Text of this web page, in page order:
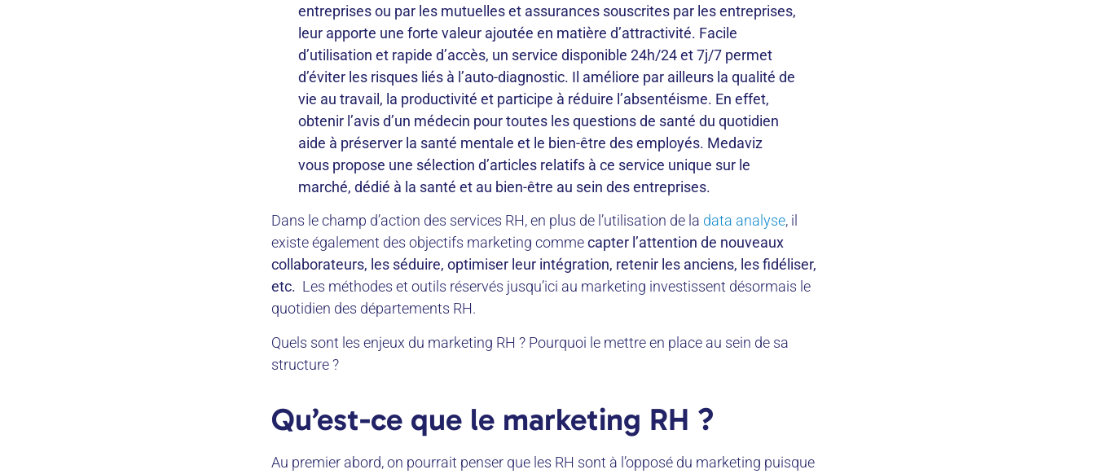
entreprises ou par les mutuelles et assurances souscrites par les entreprises,
leur apporte une forte valeur ajoutée en matière d’attractivité. Facile
d’utilisation et rapide d’accès, un service disponible 24h/24 et 7j/7 permet
d’éviter les risques liés à l’auto-diagnostic. Il améliore par ailleurs la qualité de
vie au travail, la productivité et participe à réduire l’absentéisme. En effet,
obtenir l’avis d’un médecin pour toutes les questions de santé du quotidien
aide à préserver la santé mentale et le bien-être des employés. Medaviz
vous propose une sélection d’articles relatifs à ce service unique sur le
marché, dédié à la santé et au bien-être au sein des entreprises.
Dans le champ d’action des services RH, en plus de l’utilisation de la data analyse, il
existe également des objectifs marketing commecapter l’attention de nouveaux
collaborateurs, les séduire, optimiser leur intégration, retenir les anciens, les fidéliser,
etc. Les méthodes et outils réservés jusqu’ici au marketing investissent désormais le
quotidien des départements RH.
Quels sont les enjeux du marketing RH ? Pourquoi le mettre en place au sein de sa
structure ?
Qu’est-ce que le marketing RH ?
Au premier abord, on pourrait penser que les RH sont à l’opposé du marketing puisque